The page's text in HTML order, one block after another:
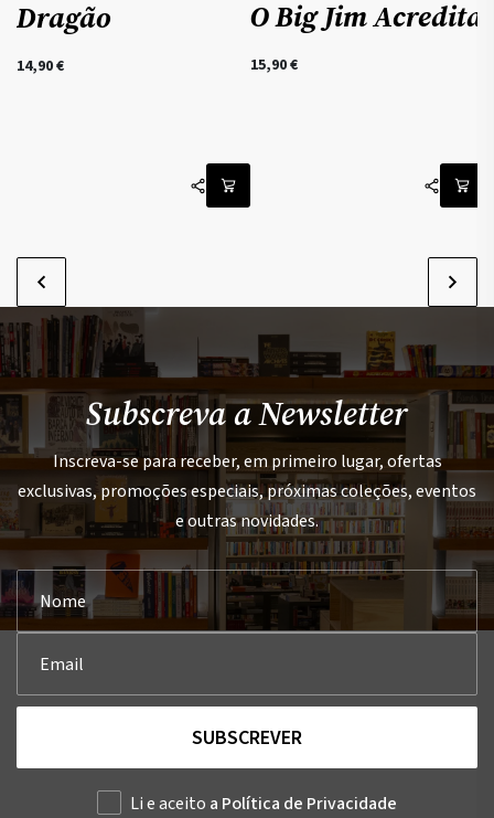
Dragão
14,90€
O Big Jim Acredita
15,90€
Subscreva a Newsletter
Inscreva-se para receber, em primeiro lugar, ofertas
exclusivas, promoções especiais, próximas coleções, eventos
e outras novidades.
SUBSCREVER
Li e aceito a Política de Privacidade